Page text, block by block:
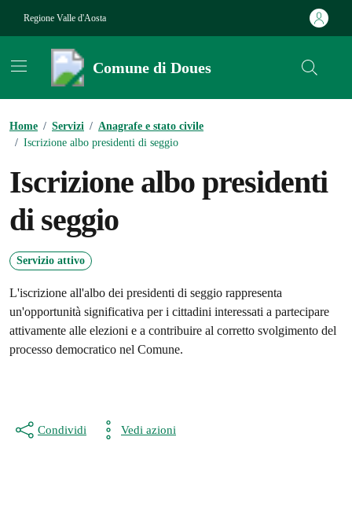
Regione Valle d'Aosta
Comune di Doues
Home / Servizi / Anagrafe e stato civile
/ Iscrizione albo presidenti di seggio
Iscrizione albo presidenti
di seggio
Servizio attivo
L'iscrizione all'albo dei presidenti di seggio rappresenta
un'opportunità significativa per i cittadini interessati a partecipare
attivamente alle elezioni e a contribuire al corretto svolgimento del
processo democratico nel Comune.
Condividi Vedi azioni